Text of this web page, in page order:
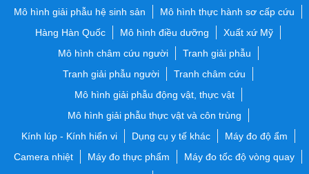
Mô hình giải phẫu hệ sinh sản
Mô hình thực hành sơ cấp cứu
Hàng Hàn Quốc
Mô hình điều dưỡng
Xuất xứ Mỹ
Mô hình châm cứu người
Tranh giải phẫu
Tranh giải phẫu người
Tranh châm cứu
Mô hình giải phẫu động vật, thực vật
Mô hình giải phẫu thực vật và côn trùng
Kính lúp - Kính hiển vi
Dụng cụ y tế khác
Máy đo độ ẩm
Camera nhiệt
Máy đo thực phẩm
Máy đo tốc độ vòng quay